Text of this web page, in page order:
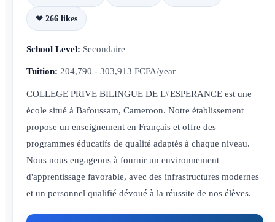
❤ 266 likes
School Level: Secondaire
Tuition: 204,790 - 303,913 FCFA/year
COLLEGE PRIVE BILINGUE DE L\'ESPERANCE est une
école situé à Bafoussam, Cameroon. Notre établissement
propose un enseignement en Français et offre des
programmes éducatifs de qualité adaptés à chaque niveau.
Nous nous engageons à fournir un environnement
d'apprentissage favorable, avec des infrastructures modernes
et un personnel qualifié dévoué à la réussite de nos élèves.